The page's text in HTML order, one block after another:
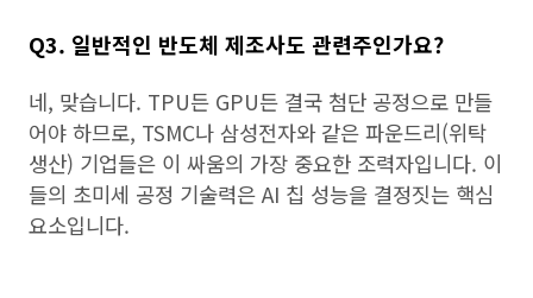
Q3. 일반적인 반도체 제조사도 관련주인가요?
네, 맞습니다. TPU든 GPU든 결국 첨단 공정으로 만들
어야 하므로, TSMC나 삼성전자와 같은 파운드리(위탁
생산) 기업들은 이 싸움의 가장 중요한 조력자입니다. 이
들의 초미세 공정 기술력은 AI 칩 성능을 결정짓는 핵심
요소입니다.